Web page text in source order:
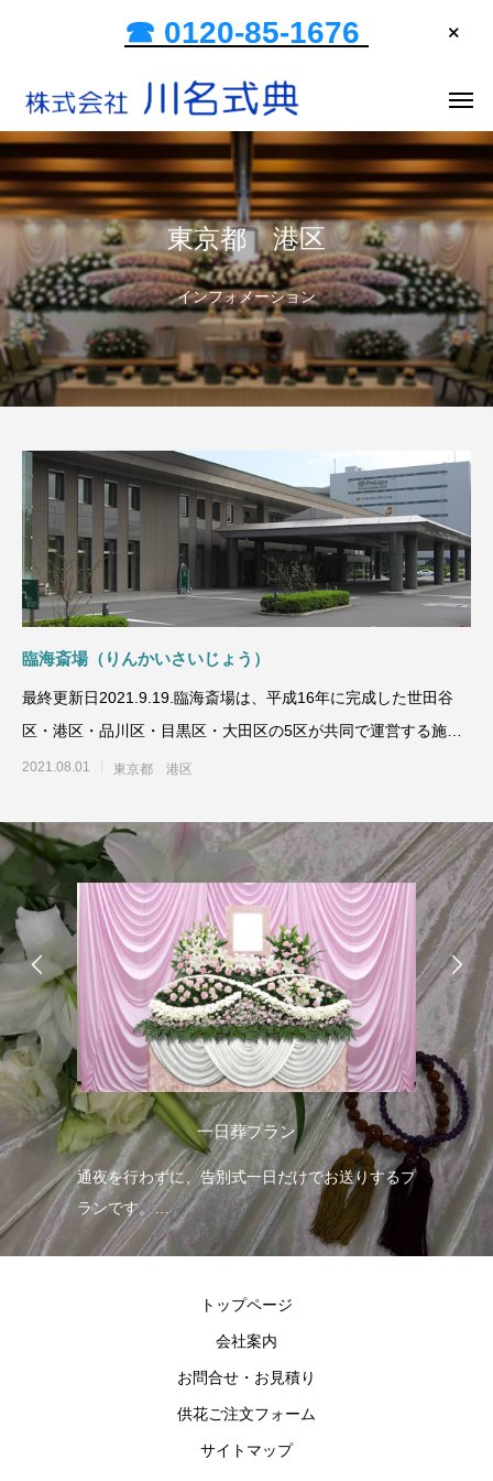
☎ 0120-85-1676
一日葬ライトプラン 一日葬プラン
東京都 港区
インフォメーション
臨海斎場（りんかいさいじょう）
最終更新日2021.9.19.臨海斎場は、平成16年に完成した世田谷
区・港区・品川区・目黒区・大田区の5区が共同で運営する施設
です。どな
2021.08.01 東京都 港区
一日葬プラン
通夜を行わずに、告別式一日だけでお送りするプ
ランです。
グレードアップした花祭壇をお選びいただけま
お
プ
トップページ
会社案内
お問合せ・お見積り
供花ご注文フォーム
サイトマップ